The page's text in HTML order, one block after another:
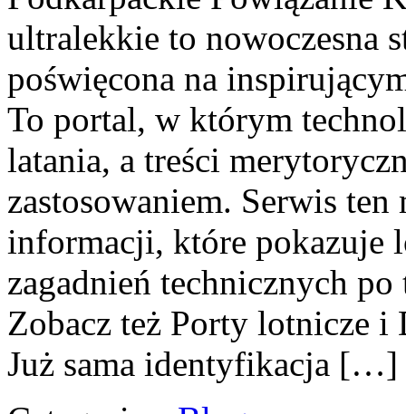
ultralekkie to nowoczesna
poświęcona na
To portal, w którym
latania, a treści
zastosowaniem. Serwis
informacji, które pokazuje
zagadnień technicznych
Zobacz też Porty lotnicze i
Już sama identyfikacja […]